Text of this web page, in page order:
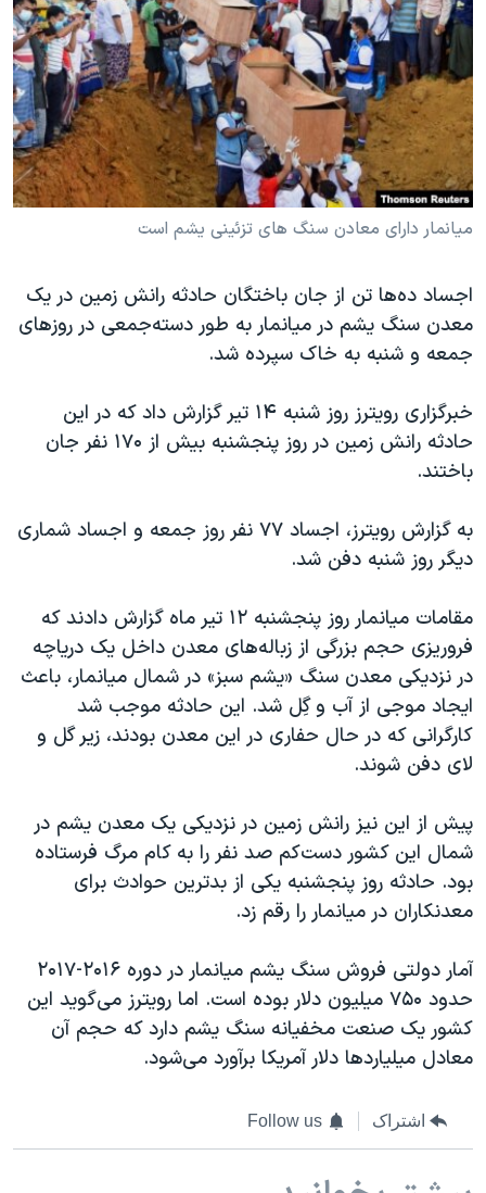
فرهنگ و زندگی
حقوق شهروندی
اقتصادی
علم و فناوری
اسرائیل در جنگ
مستندها
انتخابات ریاست جمهوری آمریکا ۲۰۲۴
حمله جمهوری اسلامی به اسرائیل
رمز مهسا
ورزش زنان در ایران
اعتراضات زن، زندگی، آزادی
تریبونال مردمی آبان ۹۸
دادگاه حمید نوری
قانون شفافیت دارائی کادر رهبری ایران
اعتراضات مردمی آبان ۹۸
نرگس محمدی برنده جایزه نوبل صلح
همایش محافظه‌کاران آمریکا «سی‌پک»
صفحه‌های ویژه
سفر پرزیدنت ترامپ به چین
دنبال کنید
زبانهای مختلف
میانمار دارای معادن سنگ های تزئینی یشم است
اجساد ده‌ها تن از جان باختگان حادثه رانش زمین در یک
معدن سنگ یشم در میانمار به طور دسته‌جمعی در روزهای
جمعه و شنبه به خاک سپرده شد.
خبرگزاری رویترز روز شنبه ۱۴ تیر گزارش داد که در این
حادثه رانش زمین در روز پنجشنبه بیش از ۱۷۰ نفر جان
باختند.
به گزارش رویترز، اجساد ۷۷ نفر روز جمعه و اجساد شماری
دیگر روز شنبه دفن شد.
مقامات میانمار روز پنجشنبه ۱۲ تیر ماه گزارش دادند که
فروریزی حجم بزرگی از زباله‌های معدن داخل یک دریاچه
در نزدیکی معدن سنگ «یشم سبز» در شمال میانمار، باعث
ایجاد موجی از آب و گِل شد. این حادثه موجب شد
کارگرانی که در حال حفاری در این معدن بودند، زیر گل و
لای دفن شوند.
پیش از این نیز رانش زمین در نزدیکی یک معدن یشم در
شمال این کشور دست‌کم صد نفر را به کام مرگ فرستاده
بود. حادثه روز پنجشنبه یکی از بدترین حوادث برای
معدنکاران در میانمار را رقم زد.
آمار دولتی فروش سنگ یشم میانمار در دوره ۲۰۱۶-۲۰۱۷
حدود ۷۵۰ میلیون دلار بوده است. اما رویترز می‌گوید این
کشور یک صنعت مخفیانه سنگ یشم دارد که حجم آن
معادل میلیاردها دلار آمریکا برآورد می‌شود.
اشتراک Follow us